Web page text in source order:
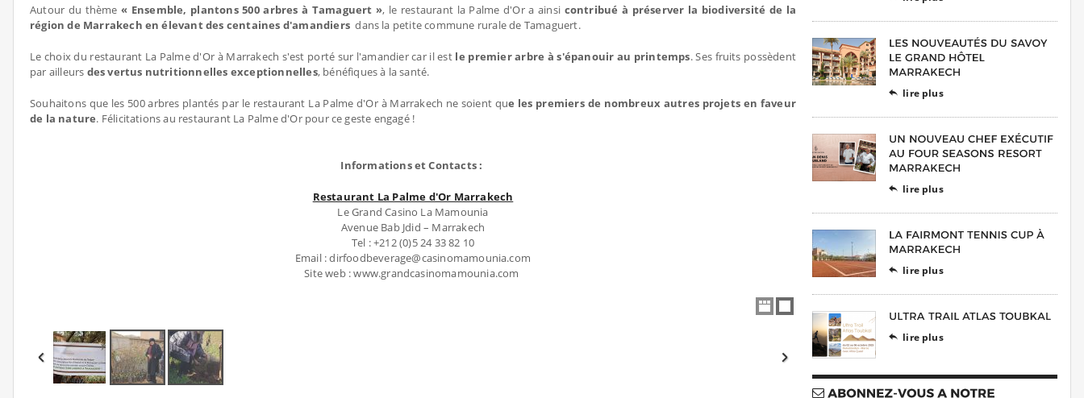
Autour du thème« Ensemble, plantons 500 arbres à Tamaguert », le restaurant la Palme d'Or a ainsi contribué à préserver la biodiversité de la
région de Marrakech en élevant des centaines d'amandiersdans la petite commune rurale de Tamaguert.
Le choix du restaurant La Palme d'Or à Marrakech s'est porté sur l'amandier car il estle premier arbre à s'épanouir au printemps. Ses fruits possèdent
par ailleurs des vertus nutritionnelles exceptionnelles, bénéfiques à la santé.
Souhaitons que les 500 arbres plantés par le restaurant La Palme d'Or à Marrakech ne soient que les premiers de nombreux autres projets en faveur
de la nature. Félicitations au restaurant La Palme d'Or pour ce geste engagé !
Informations et Contacts :
Restaurant La Palme d'Or Marrakech
Le Grand Casino La Mamounia
Avenue Bab Jdid – Marrakech
Tel : +212 (0)5 24 33 82 10
Email : dirfoodbeverage@casinomamounia.com
Site web : www.grandcasinomamounia.com
 lire plus
 lire plus
 lire plus
 lire plus